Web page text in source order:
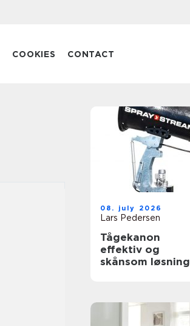
COOKIES CONTACT
08. july 2026
Lars Pedersen
Tågekanon
effektiv og
skånsom løsning